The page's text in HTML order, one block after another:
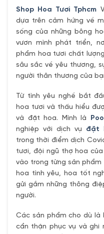
Shop Hoa Tươi Tphcm
dựa trên cảm hứng về
sống của những bông
vươn mình phát triển,
phẩm hoa tươi chất
sâu sắc về yêu thương,
người thân thương của
Từ tình yêu nghề bắt
hoa tươi và thấu hiểu
và đặt hoa. Mình là
nghiệp với dịch vụ đặt
trong thời điểm dịch
tươi, đội ngũ thợ hoa
vào trong từng sản phẩm
hoa tình yêu, hoa tốt
gửi gắm những thông
người.
Các sản phẩm cho dù là
cẩn thận phục vụ và ghi